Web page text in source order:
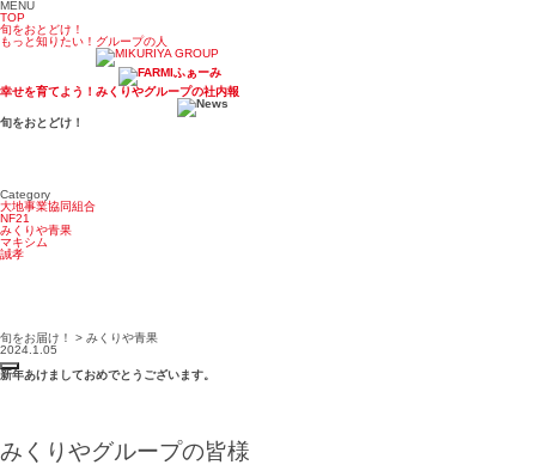
MENU
TOP
旬をおとどけ！
もっと知りたい！グループの人
幸せを育てよう！みくりやグループの社内報
旬をおとどけ！
Category
大地事業協同組合
NF21
みくりや青果
マキシム
誠孝
旬をお届け！ > みくりや青果
2024.1.05
新年あけましておめでとうございます。
みくりやグループの皆様